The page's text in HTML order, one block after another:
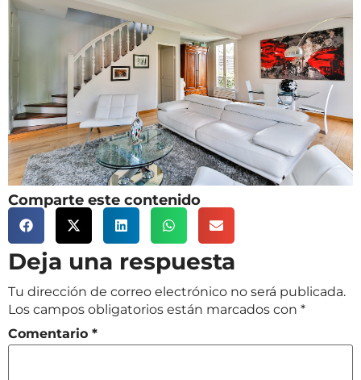
Comparte este contenido
Deja una respuesta
Tu dirección de correo electrónico no será publicada.
Los campos obligatorios están marcados con *
Comentario *